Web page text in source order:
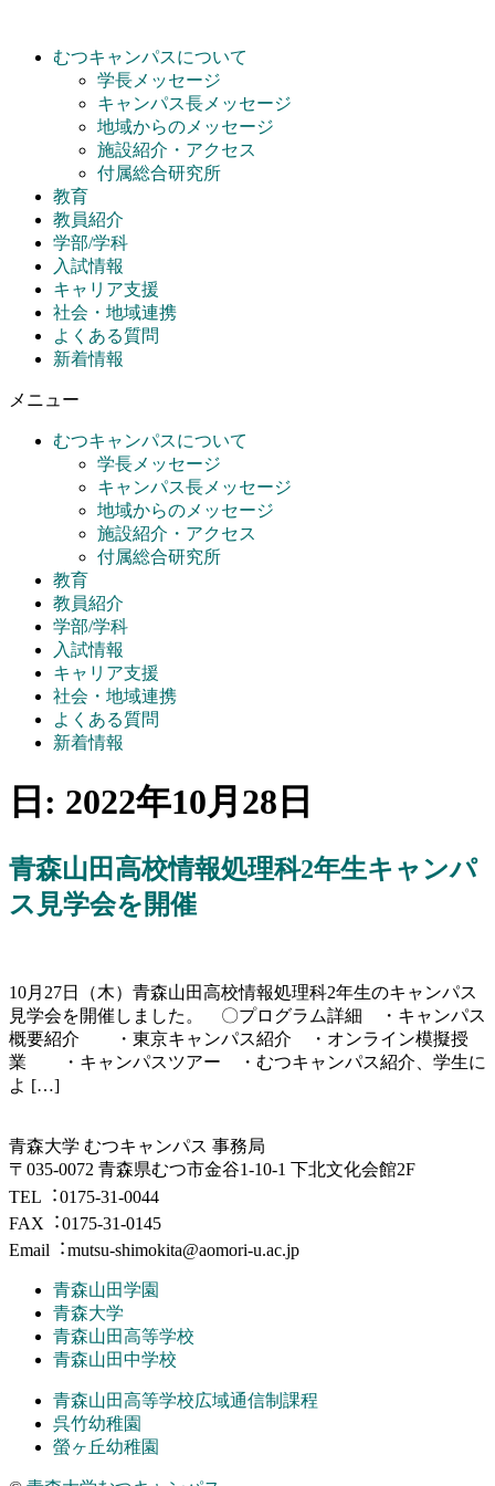
むつキャンパスについて
学長メッセージ
キャンパス長メッセージ
地域からのメッセージ
施設紹介・アクセス
付属総合研究所
教育
教員紹介
学部/学科
入試情報
キャリア支援
社会・地域連携
よくある質問
新着情報
メニュー
むつキャンパスについて
学長メッセージ
キャンパス長メッセージ
地域からのメッセージ
施設紹介・アクセス
付属総合研究所
教育
教員紹介
学部/学科
入試情報
キャリア支援
社会・地域連携
よくある質問
新着情報
日: 2022年10月28日
青森山田高校情報処理科2年生キャンパ
ス見学会を開催
10月27日（木）青森山田高校情報処理科2年生のキャンパス
見学会を開催しました。 〇プログラム詳細 ・キャンパス
概要紹介 ・東京キャンパス紹介 ・オンライン模擬授
業 ・キャンパスツアー ・むつキャンパス紹介、学生に
よ […]
⻘森⼤学 むつキャンパス 事務局
〒035-0072 青森県むつ市金谷1-10-1 下北文化会館2F
TEL︓0175-31-0044
FAX︓0175-31-0145
Email︓mutsu-shimokita@aomori-u.ac.jp
青森山田学園
青森大学
青森山田高等学校
青森山田中学校
青森山田高等学校広域通信制課程
呉竹幼稚園
螢ヶ丘幼稚園